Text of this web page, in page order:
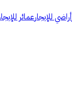
أراضي للإيجارعمائر للإيجار